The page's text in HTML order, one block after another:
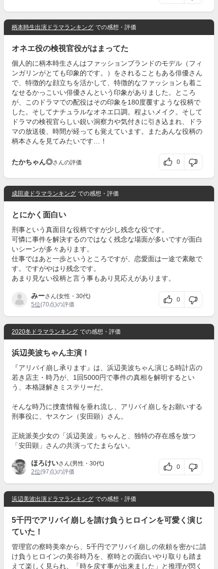
柄本時生出演ドラマランキング での感想・評価
オネエ役の検視官役がはまってた
個人的に柄本時生さんはファッションブランドのモデル（フィ
ンガリンがとても印象的です。）をされることもある俳優さん
で、特徴的な顔立ちを活かして、特徴的なファッションも着こ
なせるかっこいい俳優さんという印象がありました。ところ
が、このドラマでの配役はその印象を180度覆すような役柄で
した。そしてナチュラルなオネエ口調。程よいメイク。そして
ドラマの検視官らしい鋭い洞察力や気付きに引き込まれ、ドラ
マの放送後、時間が経っても覚えています。またあんな役柄の
柄本さんを見てみたいです…！
たかちゃん◎さんの評価 0
成田凌ドラマランキング での感想・評価
とにかく面白い
刑事という真面目な役柄ですが少し残念な役です。
可憐に事件を解決するのではなく残念な場面が多いですが面白
いシーンが多々あります。
仕事ではあと一歩というところですが、恋愛面は一途で素敵で
す。ですがやはり残念です。
あまり見ない役柄と言う事もあり見応えがあります。
みーさん(女性・30代)
5位(70点)の評価
0
2020冬ドラマランキング での感想・評価
浜辺美波ちゃん主演！
『アリバイ崩し承ります』は、浜辺美波ちゃん演じる時計店の
若き店主・時乃が、1回5000円で事件の真相を解明するとい
う、本格謎解きミステリーだ。
そんな時乃に捜査情報を垂れ流し、アリバイ崩しをお願いする
刑事役に、ヤスケン（安田顕）さん。
正統派美少女の「浜辺美波」ちゃんと、独特の存在感を放つ
「安田顕」さんの共演ってたまらない。
ほろけいさん(男性・30代)
2位(97点)の評価
0
浜辺美波出演ドラマランキング での感想・評価
5千円でアリバイ崩しを請け負うヒロインを可愛く演じ
ていた！
管理官の察時美幸から、5千円でアリバイ崩しの依頼を密かに請
け負うヒロインの美谷時乃を、察時との面白いやり取りも踏ま
えて楽しく見られ、「時を戻す事が出来ました」と推理が閃く